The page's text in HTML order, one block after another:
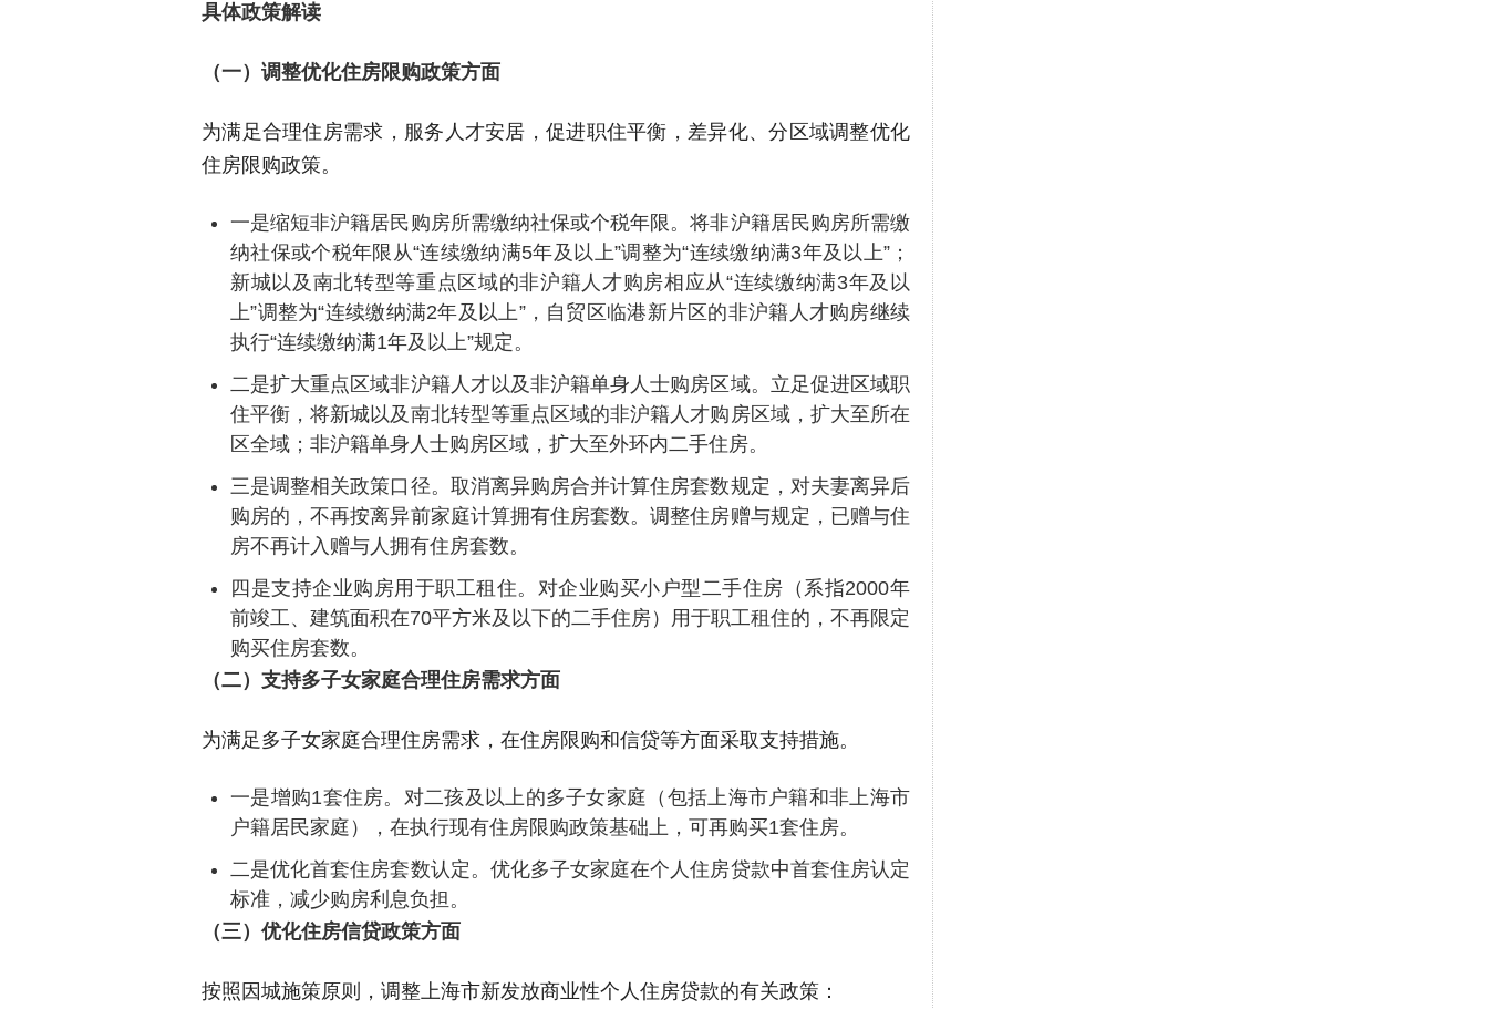
具体政策解读
（一）调整优化住房限购政策方面
为满足合理住房需求，服务人才安居，促进职住平衡，差异化、分区域调整优化
住房限购政策。
一是缩短非沪籍居民购房所需缴纳社保或个税年限。将非沪籍居民购房所需缴
纳社保或个税年限从“连续缴纳满5年及以上”调整为“连续缴纳满3年及以上”；
新城以及南北转型等重点区域的非沪籍人才购房相应从“连续缴纳满3年及以
上”调整为“连续缴纳满2年及以上”，自贸区临港新片区的非沪籍人才购房继续
执行“连续缴纳满1年及以上”规定。
二是扩大重点区域非沪籍人才以及非沪籍单身人士购房区域。立足促进区域职
住平衡，将新城以及南北转型等重点区域的非沪籍人才购房区域，扩大至所在
区全域；非沪籍单身人士购房区域，扩大至外环内二手住房。
三是调整相关政策口径。取消离异购房合并计算住房套数规定，对夫妻离异后
购房的，不再按离异前家庭计算拥有住房套数。调整住房赠与规定，已赠与住
房不再计入赠与人拥有住房套数。
四是支持企业购房用于职工租住。对企业购买小户型二手住房（系指2000年
前竣工、建筑面积在70平方米及以下的二手住房）用于职工租住的，不再限定
购买住房套数。
（二）支持多子女家庭合理住房需求方面
为满足多子女家庭合理住房需求，在住房限购和信贷等方面采取支持措施。
一是增购1套住房。对二孩及以上的多子女家庭（包括上海市户籍和非上海市
户籍居民家庭），在执行现有住房限购政策基础上，可再购买1套住房。
二是优化首套住房套数认定。优化多子女家庭在个人住房贷款中首套住房认定
标准，减少购房利息负担。
（三）优化住房信贷政策方面
按照因城施策原则，调整上海市新发放商业性个人住房贷款的有关政策：